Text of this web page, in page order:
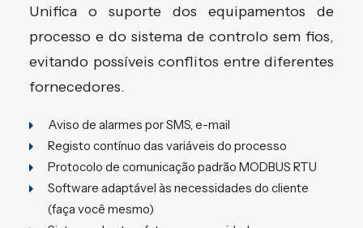
Unifica o suporte dos equipamentos de
processo e do sistema de controlo sem fios,
evitando possíveis conflitos entre diferentes
fornecedores.
Aviso de alarmes por SMS, e-mail
Registo contínuo das variáveis do processo
Protocolo de comunicação padrão MODBUS RTU
Software adaptável às necessidades do cliente
(faça você mesmo)